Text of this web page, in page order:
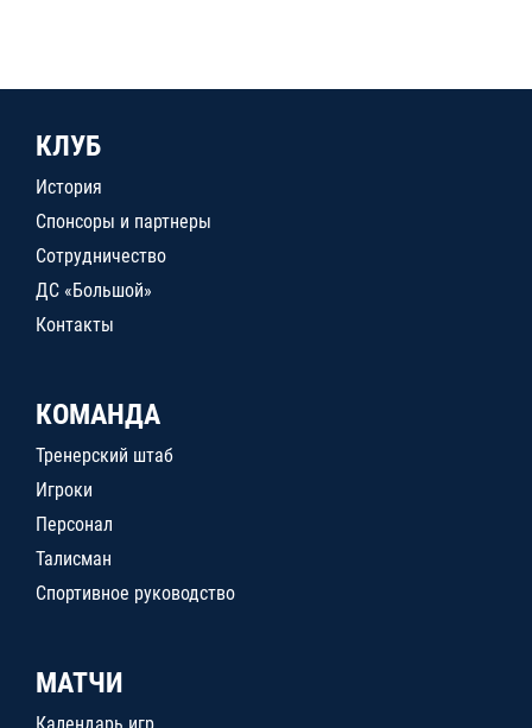
КЛУБ
История
Спонсоры и партнеры
Сотрудничество
ДС «Большой»
Контакты
КОМАНДА
Тренерский штаб
Игроки
Персонал
Талисман
Спортивное руководство
МАТЧИ